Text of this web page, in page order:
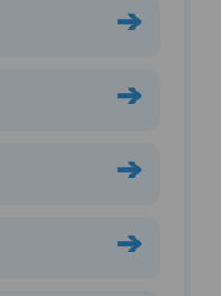
➔
➔
➔
➔